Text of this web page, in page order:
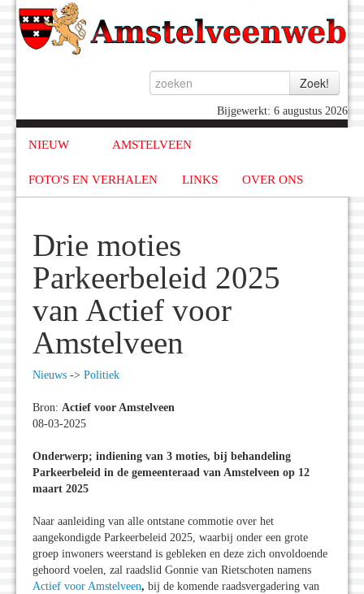
Bijgewerkt: 6 augustus 2026
NIEUW AMSTELVEEN
FOTO'S EN VERHALEN LINKS OVER ONS
Drie moties
Parkeerbeleid 2025
van Actief voor
Amstelveen
Nieuws -> Politiek
Bron: Actief voor Amstelveen
08-03-2025
Onderwerp; indiening van 3 moties, bij behandeling
Parkeerbeleid in de gemeenteraad van Amstelveen op 12
maart 2025
Naar aanleiding van alle ontstane commotie over het
aangekondigde Parkeerbeleid 2025, waarbij onder een grote
groep inwoners weerstand is gebleken en deze zich onvoldoende
gehoord voelen, zal raadslid Gonnie van Rietschoten namens
Actief voor Amstelveen, bij de komende raadsvergadering van